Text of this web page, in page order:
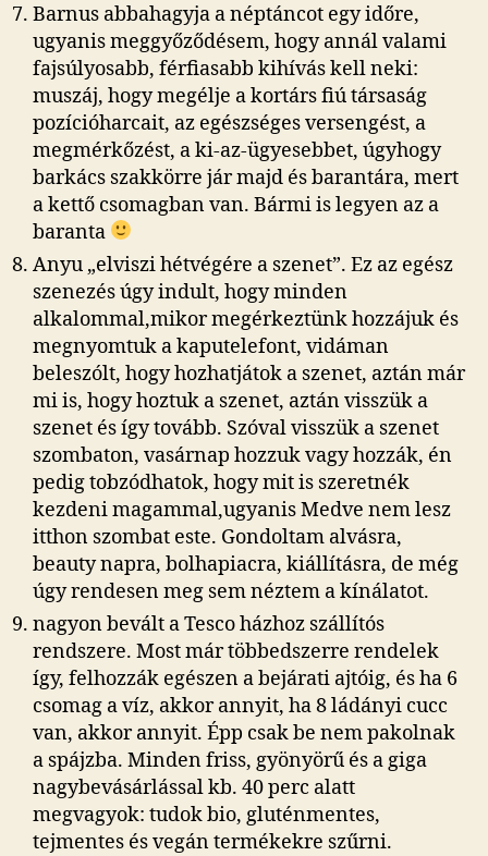
Barnus abbahagyja a néptáncot egy időre,
ugyanis meggyőződésem, hogy annál valami
fajsúlyosabb, férfiasabb kihívás kell neki:
muszáj, hogy megélje a kortárs fiú társaság
pozícióharcait, az egészséges versengést, a
megmérkőzést, a ki-az-ügyesebbet, úgyhogy
barkács szakkörre jár majd és barantára, mert
a kettő csomagban van. Bármi is legyen az a
baranta
Anyu „elviszi hétvégére a szenet”. Ez az egész
szenezés úgy indult, hogy minden
alkalommal,mikor megérkeztünk hozzájuk és
megnyomtuk a kaputelefont, vidáman
beleszólt, hogy hozhatjátok a szenet, aztán már
mi is, hogy hoztuk a szenet, aztán visszük a
szenet és így tovább. Szóval visszük a szenet
szombaton, vasárnap hozzuk vagy hozzák, én
pedig tobzódhatok, hogy mit is szeretnék
kezdeni magammal,ugyanis Medve nem lesz
itthon szombat este. Gondoltam alvásra,
beauty napra, bolhapiacra, kiállításra, de még
úgy rendesen meg sem néztem a kínálatot.
nagyon bevált a Tesco házhoz szállítós
rendszere. Most már többedszerre rendelek
így, felhozzák egészen a bejárati ajtóig, és ha 6
csomag a víz, akkor annyit, ha 8 ládányi cucc
van, akkor annyit. Épp csak be nem pakolnak
a spájzba. Minden friss, gyönyörű és a giga
nagybevásárlással kb. 40 perc alatt
megvagyok: tudok bio, gluténmentes,
tejmentes és vegán termékekre szűrni.